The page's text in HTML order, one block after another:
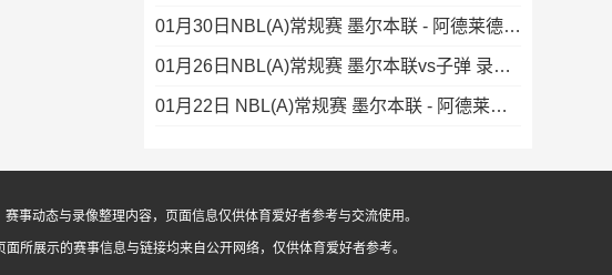
01月30日NBL(A)常规赛 墨尔本联 - 阿德莱德36人 录像
01月26日NBL(A)常规赛 墨尔本联vs子弹 录像集锦
01月22日 NBL(A)常规赛 墨尔本联 - 阿德莱德36人 录像集锦
事动态与录像整理内容，页面信息仅供体育爱好者参考与交流使用。
所展示的赛事信息与链接均来自公开网络，仅供体育爱好者参考。